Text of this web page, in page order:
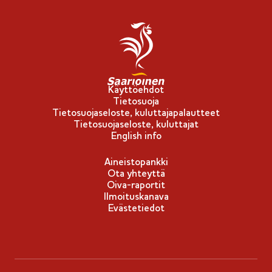
Käyttöehdot
Tietosuoja
Tietosuojaseloste, kuluttajapalautteet
Tietosuojaseloste, kuluttajat
English info
Aineistopankki
Ota yhteyttä
Oiva-raportit
Ilmoituskanava
Evästetiedot